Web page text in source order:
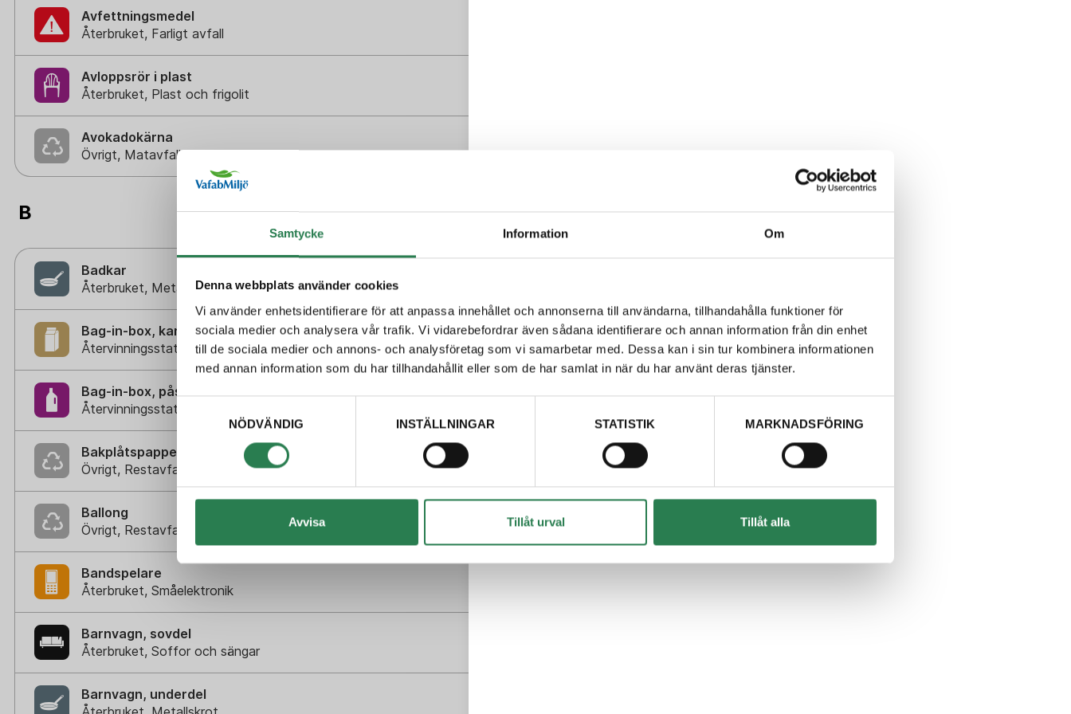
Samtycke Information Om
Denna webbplats använder cookies
Vi använder enhetsidentifierare för att anpassa innehållet och annonserna till användarna, tillhandahålla funktioner för
sociala medier och analysera vår trafik. Vi vidarebefordrar även sådana identifierare och annan information från din enhet
till de sociala medier och annons- och analysföretag som vi samarbetar med. Dessa kan i sin tur kombinera informationen
med annan information som du har tillhandahållit eller som de har samlat in när du har använt deras tjänster.
Samtyckesval
NÖDVÄNDIG
INSTÄLLNINGAR STATISTIK MARKNADSFÖRING
Avvisa Tillåt urval Tillåt alla
Avfettningsmedel
Återbruket, Farligt avfall
Avloppsrör i plast
Återbruket, Plast och frigolit
Avokadokärna
Övrigt, Matavfall - Bruna kärlet
B
Badkar
Återbruket, Metallskrot
Bag-in-box, kartong
Återvinningsstation, Pappersförpackningar. Eller Pappersförpackningar - Svarta kärlet
Bag-in-box, påse med tapp
Återvinningsstation, Plastförpackningar. Eller plastförpackningar - Svarta kärlet
Bakplåtspapper
Övrigt, Restavfall - Gröna kärlet
Ballong
Övrigt, Restavfall - Gröna kärlet
Bandspelare
Återbruket, Småelektronik
Barnvagn, sovdel
Återbruket, Soffor och sängar
Barnvagn, underdel